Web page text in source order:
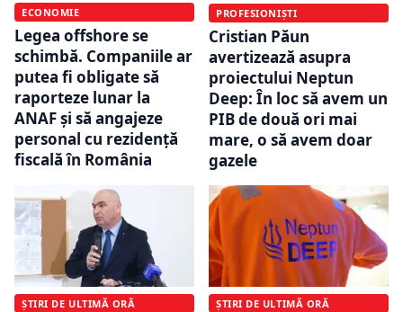
ECONOMIE
Legea offshore se
schimbă. Companiile ar
putea fi obligate să
raporteze lunar la
ANAF și să angajeze
personal cu rezidență
fiscală în România
PROFESIONIȘTI
Cristian Păun
avertizează asupra
proiectului Neptun
Deep: În loc să avem un
PIB de două ori mai
mare, o să avem doar
gazele
ȘTIRI DE ULTIMĂ ORĂ ȘTIRI DE ULTIMĂ ORĂ